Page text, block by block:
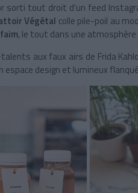
sorti tout droit d’un feed
Végétal colle pile-poil au
, le tout dans une atmosphère
aux faux airs de Frida
espace design et lumineux